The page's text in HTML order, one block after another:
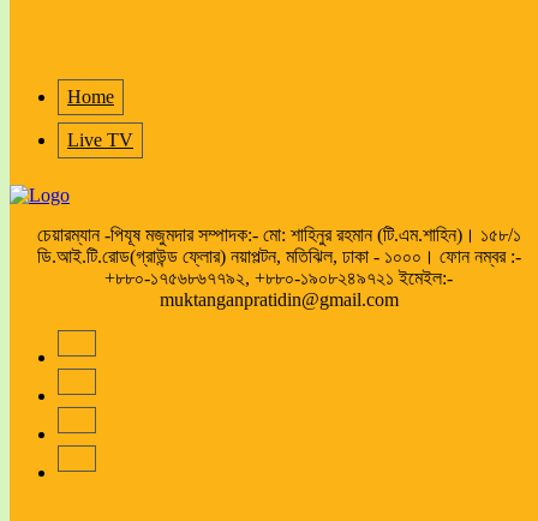
Home
Live TV
চেয়ারম্যান -পিযূষ মজুমদার সম্পাদক:- মো: শাহিনুর রহমান (টি.এম.শাহিন)। ১৫৮/১
ডি.আই.টি.রোড(গ্রাউন্ড ফ্লোর) নয়াপল্টন, মতিঝিল, ঢাকা - ১০০০। ফোন নম্বর :-
+৮৮০-১৭৫৬৮৬৭৭৯২, +৮৮০-১৯০৮২৪৯৭২১ ইমেইল:-
muktanganpratidin@gmail.com